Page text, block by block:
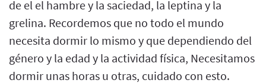
de el el hambre y la saciedad, la leptina y la
grelina. Recordemos que no todo el mundo
necesita dormir lo mismo y que dependiendo del
género y la edad y la actividad física, Necesitamos
dormir unas horas u otras, cuidado con esto.